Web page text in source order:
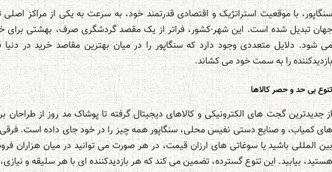
با موقعیت استراتژیک و اقتصادی قدرتمند خود، به سرعت به یکی از مراکز
تبدیل شده است. این شهر-کشور، فراتر از یک مقصد گردشگری صرف، بهشتی برای
شود. دلایل متعددی وجود دارد که سنگاپور را در میان بهترین مقاصد خرید در
را به سمت خود می کشاند.
بی حد و حصر کالاها
جدیدترین گجت های الکترونیکی و کالاهای دیجیتال گرفته تا پوشاک مد روز از طراحان
کمیاب، و صنایع دستی نفیس محلی، سنگاپور همه چیز را در خود جای داده است.
المللی باشید یا سوغاتی های ارزان قیمت، در هر صورت می توانید در میان هزاران
بیابید. این تنوع گسترده، تضمین می کند که هر بازدیدکننده ای با هر سلیقه و